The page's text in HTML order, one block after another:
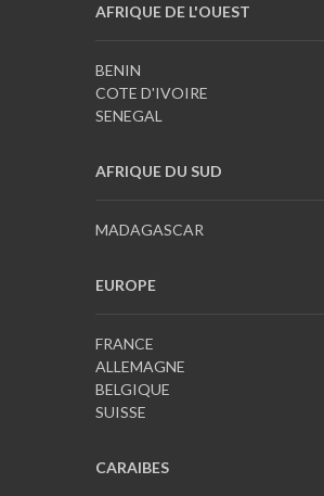
AFRIQUE DE L'OUEST
BENIN
COTE D'IVOIRE
SENEGAL
AFRIQUE DU SUD
MADAGASCAR
EUROPE
FRANCE
ALLEMAGNE
BELGIQUE
SUISSE
CARAIBES